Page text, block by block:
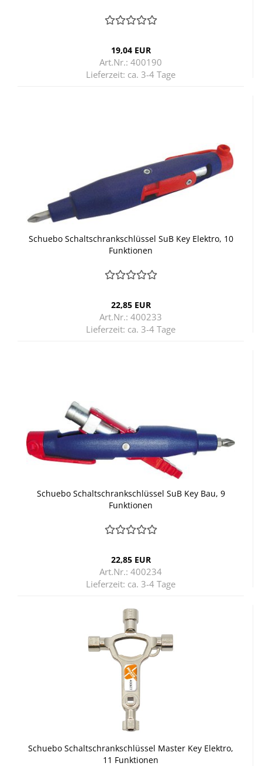
19,04 EUR
Art.Nr.: 400190
Lieferzeit: ca. 3-4 Tage
Schu­e­bo Schalt­schrank­schlüs­sel SuB Key Elek­tro, 10
Funk­tio­nen
22,85 EUR
Art.Nr.: 400233
Lieferzeit: ca. 3-4 Tage
Schu­e­bo Schalt­schrank­schlüs­sel SuB Key Bau, 9
Funk­tio­nen
22,85 EUR
Art.Nr.: 400234
Lieferzeit: ca. 3-4 Tage
Schu­e­bo Schalt­schrank­schlüs­sel Mas­ter Key Elek­tro,
11 Funk­tio­nen